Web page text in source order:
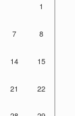
1
7 8
14 15
21 22